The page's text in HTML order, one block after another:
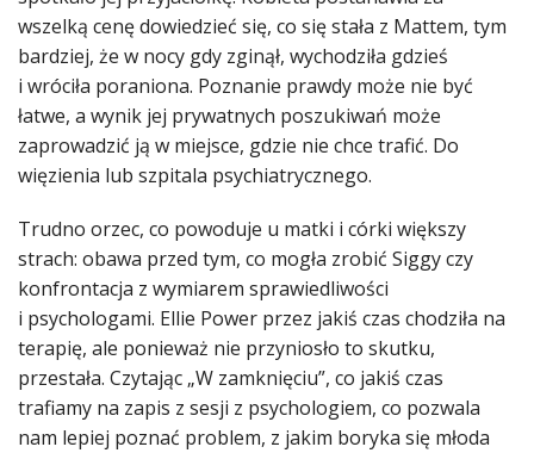
wszelką cenę dowiedzieć się, co się stała z Mattem, tym
bardziej, że w nocy gdy zginął, wychodziła gdzieś
i wróciła poraniona. Poznanie prawdy może nie być
łatwe, a wynik jej prywatnych poszukiwań może
zaprowadzić ją w miejsce, gdzie nie chce trafić. Do
więzienia lub szpitala psychiatrycznego.
Trudno orzec, co powoduje u matki i córki większy
strach: obawa przed tym, co mogła zrobić Siggy czy
konfrontacja z wymiarem sprawiedliwości
i psychologami. Ellie Power przez jakiś czas chodziła na
terapię, ale ponieważ nie przyniosło to skutku,
przestała. Czytając „W zamknięciu”, co jakiś czas
trafiamy na zapis z sesji z psychologiem, co pozwala
nam lepiej poznać problem, z jakim boryka się młoda